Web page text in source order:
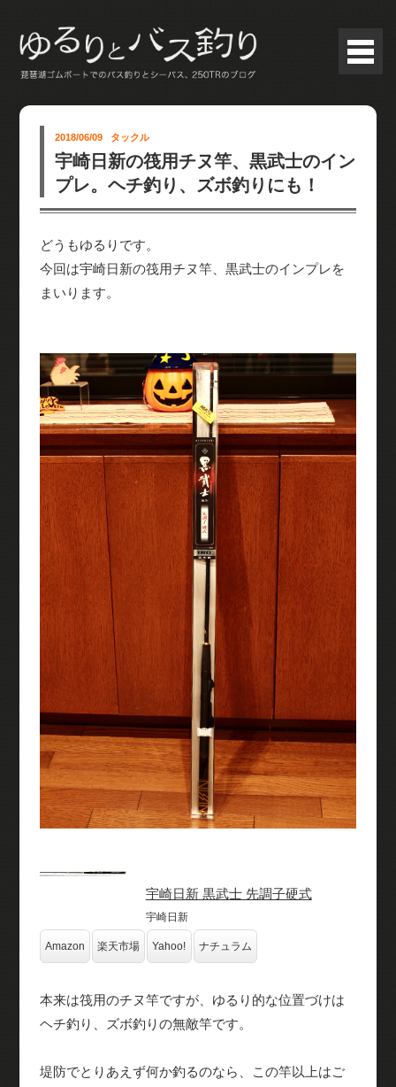
2018/06/09 タックル
宇崎日新の筏用チヌ竿、黒武士のイン
プレ。ヘチ釣り、ズボ釣りにも！
どうもゆるりです。
今回は宇崎日新の筏用チヌ竿、黒武士のインプレを
まいります。
宇崎日新 黒武士 先調子硬式
宇崎日新
Amazon 楽天市場 Yahoo! ナチュラム
本来は筏用のチヌ竿ですが、ゆるり的な位置づけは
ヘチ釣り、ズボ釣りの無敵竿です。
堤防でとりあえず何か釣るのなら、この竿以上はご